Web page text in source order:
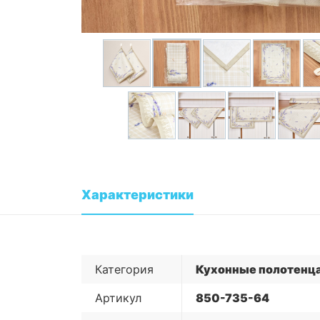
Характеристики
Категория
Кухонные
Артикул
850-735-64